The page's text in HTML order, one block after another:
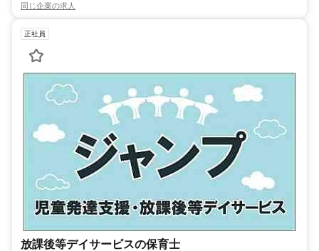
同じ企業の求人
正社員
放課後等デイサービスの保育士